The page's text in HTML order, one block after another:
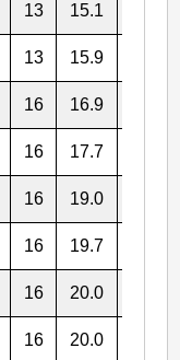
13 15.1
13 15.9
16 16.9
16 17.7
16 19.0
16 19.7
16 20.0
16 20.0